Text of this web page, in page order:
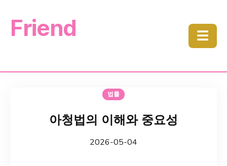
Friend ☰
법률
아청법의 이해와 중요성
2026-05-04